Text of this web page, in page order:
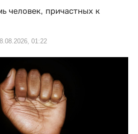
человек, причастных к
01:22